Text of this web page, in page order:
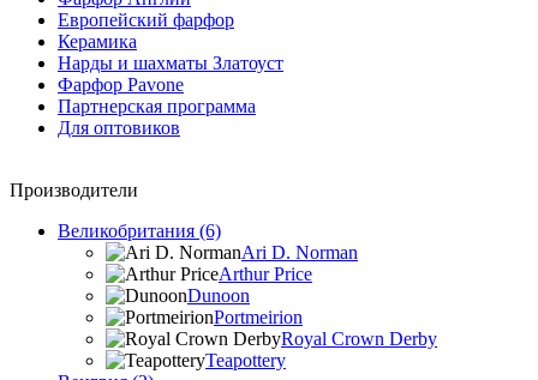
Европейский фарфор
Керамика
Нарды и шахматы Златоуст
Фарфор Pavone
Партнерская программа
Для оптовиков
Производители
Великобритания (6)
Ari D. Norman
Arthur Price
Dunoon
Portmeirion
Royal Crown Derby
Teapottery